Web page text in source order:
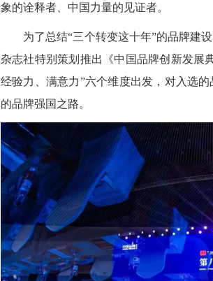
象的诠释者、中国力量的见证者。
为了总结“三个转变这十年”的品牌建
杂志社特别策划推出《中国品牌创新发展
经验力、满意力”六个维度出发，对入选
的品牌强国之路。